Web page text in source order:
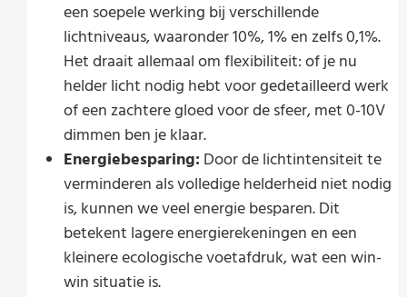
een soepele werking bij verschillende
lichtniveaus, waaronder 10%, 1% en zelfs 0,1%.
Het draait allemaal om flexibiliteit: of je nu
helder licht nodig hebt voor gedetailleerd werk
of een zachtere gloed voor de sfeer, met 0-10V
dimmen ben je klaar.
Energiebesparing: Door de lichtintensiteit te
verminderen als volledige helderheid niet nodig
is, kunnen we veel energie besparen. Dit
betekent lagere energierekeningen en een
kleinere ecologische voetafdruk, wat een win-
win situatie is.